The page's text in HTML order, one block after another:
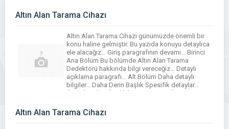
Altın Alan Tarama Cihazı
Altın Alan Tarama Cihazı günümüzde önemli bir
konu haline gelmiştir. Bu yazıda konuyu detaylıca
ele alacağız… Giriş paragrafının devamı… Birinci
Ana Bölüm Bu bölümde Altın Alan Tarama
Dedektörü hakkında bilgi vereceğiz… Detaylı
açıklama paragrafı… Alt Bölüm Daha detaylı
bilgiler… Daha Derin Başlık Spesifik detaylar…
Önemli Nokta Özel bilgi… Sonuç ve Özet Bu
Altın Alan Tarama Cihazı